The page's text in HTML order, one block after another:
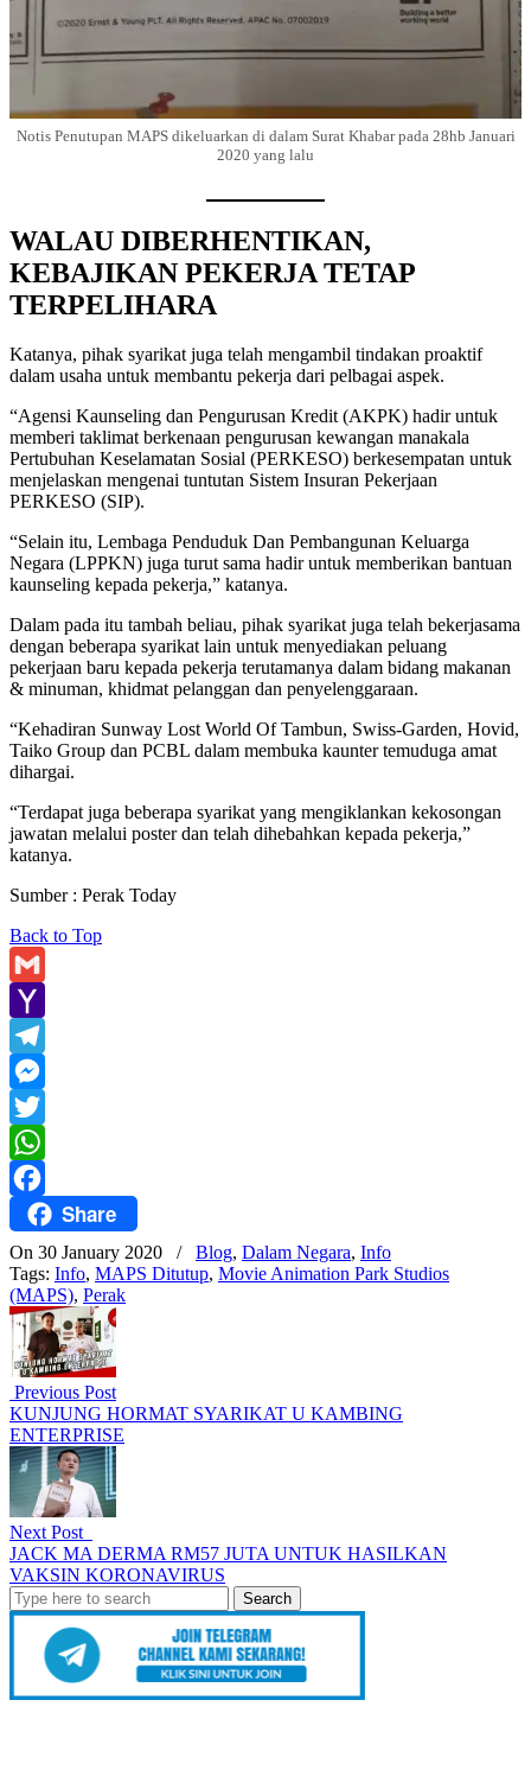
Notis Penutupan MAPS dikeluarkan di dalam Surat Khabar pada 28hb Januari
2020 yang lalu
WALAU DIBERHENTIKAN,
KEBAJIKAN PEKERJA TETAP
TERPELIHARA
Katanya, pihak syarikat juga telah mengambil tindakan proaktif
dalam usaha untuk membantu pekerja dari pelbagai aspek.
“Agensi Kaunseling dan Pengurusan Kredit (AKPK) hadir untuk
memberi taklimat berkenaan pengurusan kewangan manakala
Pertubuhan Keselamatan Sosial (PERKESO) berkesempatan untuk
menjelaskan mengenai tuntutan Sistem Insuran Pekerjaan
PERKESO (SIP).
“Selain itu, Lembaga Penduduk Dan Pembangunan Keluarga
Negara (LPPKN) juga turut sama hadir untuk memberikan bantuan
kaunseling kepada pekerja,” katanya.
Dalam pada itu tambah beliau, pihak syarikat juga telah bekerjasama
dengan beberapa syarikat lain untuk menyediakan peluang
pekerjaan baru kepada pekerja terutamanya dalam bidang makanan
& minuman, khidmat pelanggan dan penyelenggaraan.
“Kehadiran Sunway Lost World Of Tambun, Swiss-Garden, Hovid,
Taiko Group dan PCBL dalam membuka kaunter temuduga amat
dihargai.
“Terdapat juga beberapa syarikat yang mengiklankan kekosongan
jawatan melalui poster dan telah dihebahkan kepada pekerja,”
katanya.
Sumber : Perak Today
Back to Top
Gmail
Yahoo
Mail
Telegram
Messenger
Twitter
WhatsApp
FacebookShare
On 30 January 2020 / Blog, Dalam Negara, Info
Tags: Info, MAPS Ditutup, Movie Animation Park Studios
(MAPS), Perak
Previous Post
KUNJUNG HORMAT SYARIKAT U KAMBING
ENTERPRISE
Next Post
JACK MA DERMA RM57 JUTA UNTUK HASILKAN
VAKSIN KORONAVIRUS
Search
for: